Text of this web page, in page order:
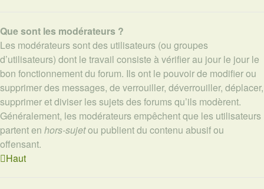
Que sont les modérateurs ?
Les modérateurs sont des utilisateurs (ou groupes
d’utilisateurs) dont le travail consiste à vérifier au jour le jour le
bon fonctionnement du forum. Ils ont le pouvoir de modifier ou
supprimer des messages, de verrouiller, déverrouiller, déplacer,
supprimer et diviser les sujets des forums qu’ils modèrent.
Généralement, les modérateurs empêchent que les utilisateurs
partent en hors-sujetou publient du contenu abusif ou
offensant.
Haut